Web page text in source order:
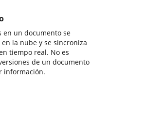
en un documento se
la nube y se sincroniza
tiempo real. No es
de un documento
información.